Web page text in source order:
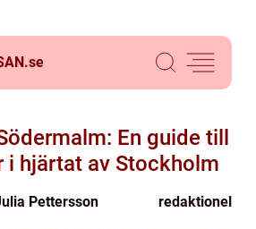
se
En guide till
i hjärtat av Stockholm
Pettersson redaktionel